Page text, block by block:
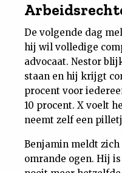
De volgende dag
hij wil volledige
advocaat. Nestor
staan en hij krijgt
procent voor
10 procent. X voelt
neemt zelf een
Benjamin meldt
omrande ogen. Hij